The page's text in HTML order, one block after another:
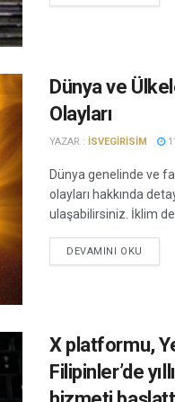
Dünya ve
Olayları
YAZAR : ISVEGIRISIM
Dünya genelinde ve
olayları hakkında
ulaşabilirsiniz. İklim
DEVAMINI OKU
X platformu,
Filipinler’de